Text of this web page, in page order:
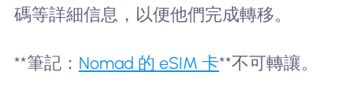
碼等詳細信息，以便他們完成轉移。
**筆記： Nomad 的 eSIM 卡**不可轉讓。